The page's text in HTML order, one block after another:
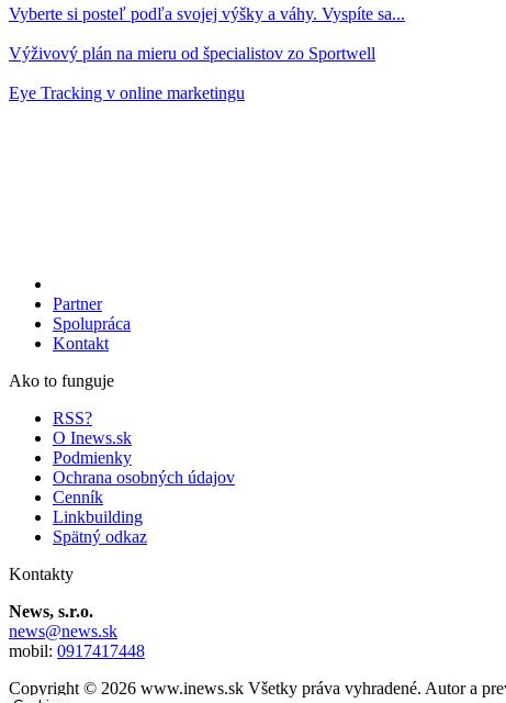
Vyberte si posteľ podľa svojej výšky a váhy. Vyspíte sa...
Výživový plán na mieru od špecialistov zo Sportwell
Eye Tracking v online marketingu
Partner
Spolupráca
Kontakt
Ako to funguje
RSS?
O Inews.sk
Podmienky
Ochrana osobných údajov
Cenník
Linkbuilding
Spätný odkaz
Kontakty
News, s.r.o.
news@news.sk
mobil: 0917417448
Copyright © 2026 www.inews.sk Všetky práva vyhradené. Autor a